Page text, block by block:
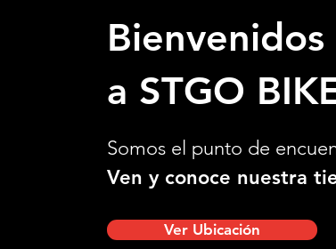
Bienvenidos
a STGO
Somos el punto de
Ven y conoce nuestra
Ver Ubicación